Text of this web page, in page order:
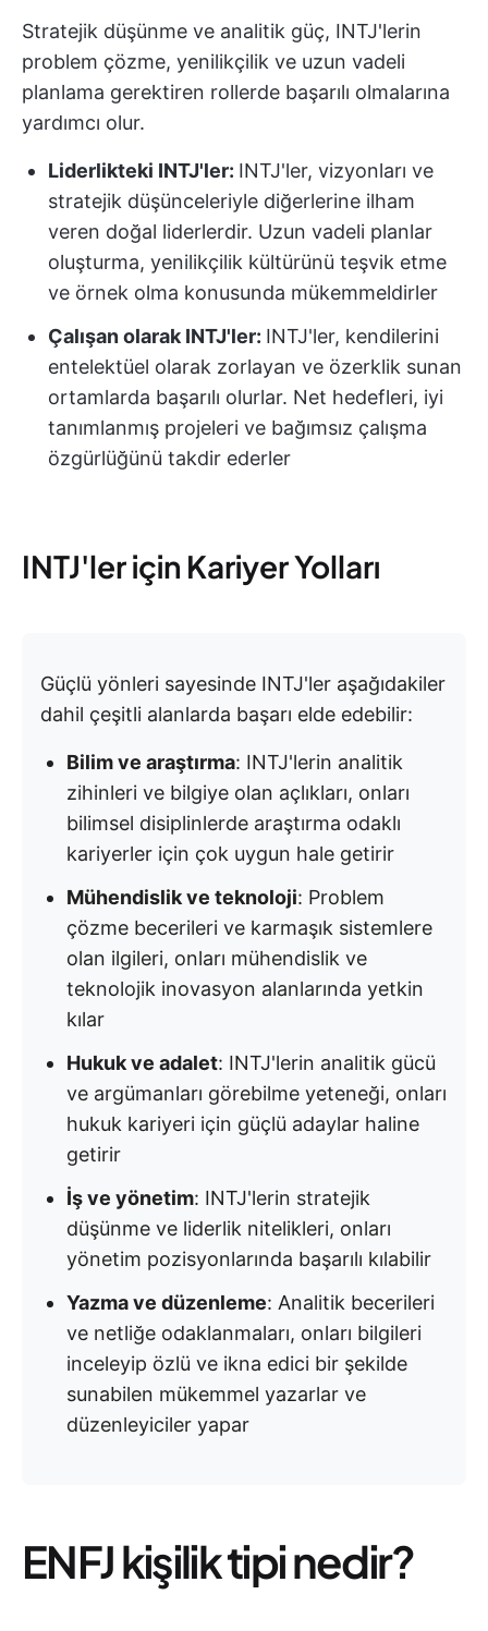
Stratejik düşünme ve analitik güç, INTJ'lerin
problem çözme, yenilikçilik ve uzun vadeli
planlama gerektiren rollerde başarılı olmalarına
yardımcı olur.
Liderlikteki INTJ'ler: INTJ'ler, vizyonları ve
stratejik düşünceleriyle diğerlerine ilham
veren doğal liderlerdir. Uzun vadeli planlar
oluşturma, yenilikçilik kültürünü teşvik etme
ve örnek olma konusunda mükemmeldirler
Çalışan olarak INTJ'ler: INTJ'ler, kendilerini
entelektüel olarak zorlayan ve özerklik sunan
ortamlarda başarılı olurlar. Net hedefleri, iyi
tanımlanmış projeleri ve bağımsız çalışma
özgürlüğünü takdir ederler
INTJ'ler için Kariyer Yolları
Güçlü yönleri sayesinde INTJ'ler aşağıdakiler
dahil çeşitli alanlarda başarı elde edebilir:
Bilim ve araştırma: INTJ'lerin analitik
zihinleri ve bilgiye olan açlıkları, onları
bilimsel disiplinlerde araştırma odaklı
kariyerler için çok uygun hale getirir
Mühendislik ve teknoloji: Problem
çözme becerileri ve karmaşık sistemlere
olan ilgileri, onları mühendislik ve
teknolojik inovasyon alanlarında yetkin
kılar
Hukuk ve adalet: INTJ'lerin analitik gücü
ve argümanları görebilme yeteneği, onları
hukuk kariyeri için güçlü adaylar haline
getirir
İş ve yönetim: INTJ'lerin stratejik
düşünme ve liderlik nitelikleri, onları
yönetim pozisyonlarında başarılı kılabilir
Yazma ve düzenleme: Analitik becerileri
ve netliğe odaklanmaları, onları bilgileri
inceleyip özlü ve ikna edici bir şekilde
sunabilen mükemmel yazarlar ve
düzenleyiciler yapar
ENFJ kişilik tipi nedir?